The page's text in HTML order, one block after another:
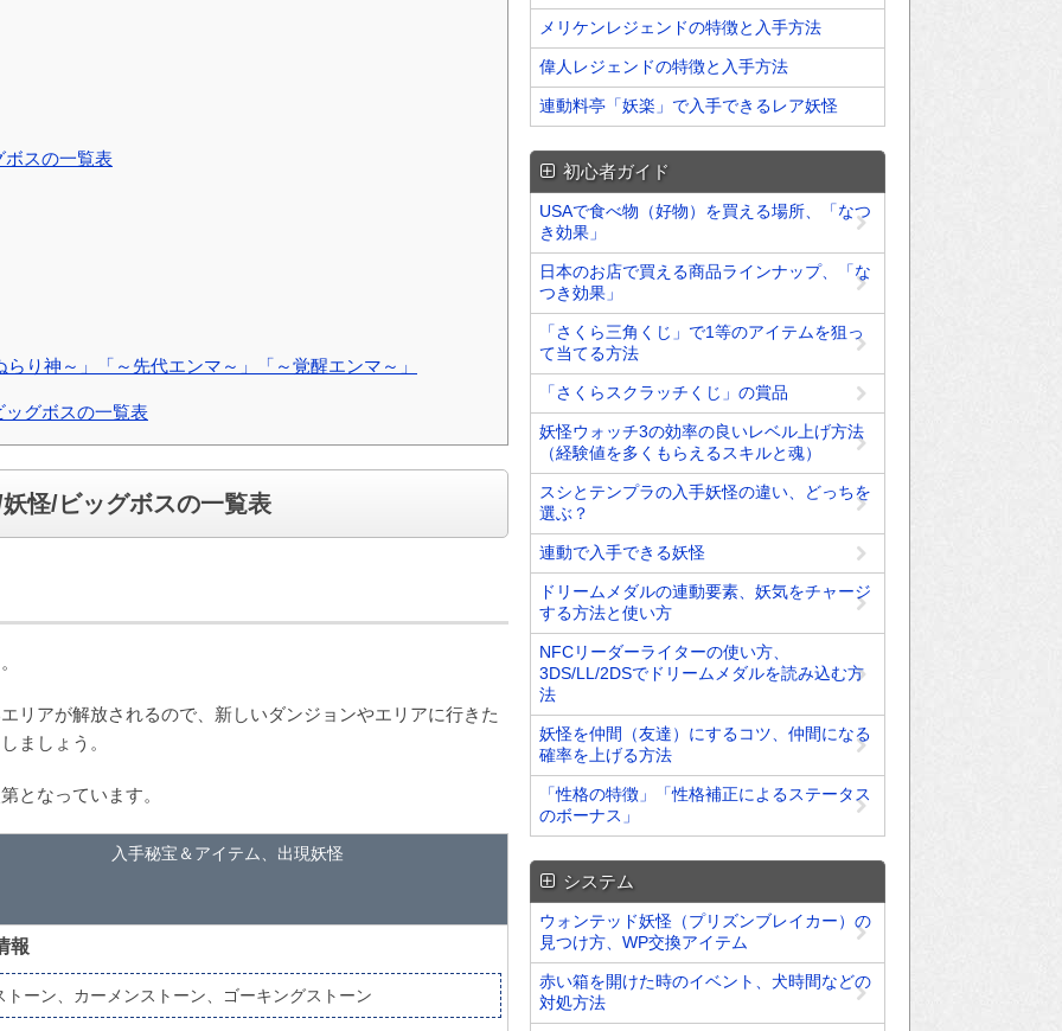
ボスの一覧表
り神～」「～先代エンマ～」「～覚醒エンマ～」
グボスの一覧表
怪/ビッグボスの一覧表
リアが解放されるので、新しいダンジョンやエリアに行きた
ましょう。
となっています。
入手秘宝＆アイテム、出現妖怪
報
トーン、カーメンストーン、ゴーキングストーン
メリケンレジェンドの特徴と入手方法
偉人レジェンドの特徴と入手方法
連動料亭「妖楽」で入手できるレア妖怪
初心者ガイド
USAで食べ物（好物）を買える場所、「なつ
き効果」
日本のお店で買える商品ラインナップ、「な
つき効果」
「さくら三角くじ」で1等のアイテムを狙っ
て当てる方法
「さくらスクラッチくじ」の賞品
妖怪ウォッチ3の効率の良いレベル上げ方法
（経験値を多くもらえるスキルと魂）
スシとテンプラの入手妖怪の違い、どっちを
選ぶ？
連動で入手できる妖怪
ドリームメダルの連動要素、妖気をチャージ
する方法と使い方
NFCリーダーライターの使い方、
3DS/LL/2DSでドリームメダルを読み込む方
法
妖怪を仲間（友達）にするコツ、仲間になる
確率を上げる方法
「性格の特徴」「性格補正によるステータス
のボーナス」
システム
ウォンテッド妖怪（プリズンブレイカー）の
見つけ方、WP交換アイテム
赤い箱を開けた時のイベント、犬時間などの
対処方法